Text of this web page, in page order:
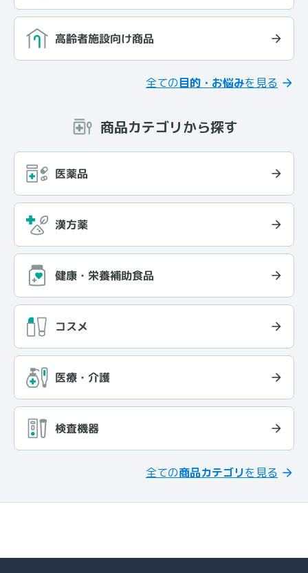
高齢者施設向け商品
全ての目的・お悩みを見る
商品カテゴリから探す
医薬品
漢方薬
健康・栄養補助食品
コスメ
医療・介護
検査機器
全ての商品カテゴリを見る